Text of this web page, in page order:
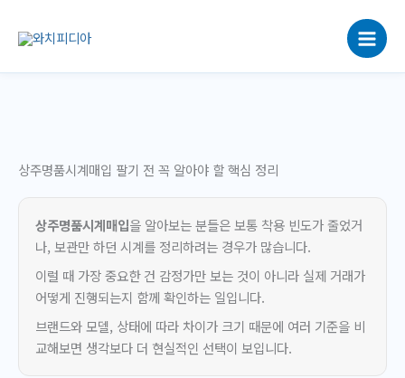
로
상주명품시계매입 팔기 전 꼭 알아야 할 핵심 정리
상주명품시계매입을 알아보는 분들은 보통 착용 빈도가 줄었거
나, 보관만 하던 시계를 정리하려는 경우가 많습니다.
이럴 때 가장 중요한 건 감정가만 보는 것이 아니라 실제 거래가
어떻게 진행되는지 함께 확인하는 일입니다.
브랜드와 모델, 상태에 따라 차이가 크기 때문에 여러 기준을 비
교해보면 생각보다 더 현실적인 선택이 보입니다.